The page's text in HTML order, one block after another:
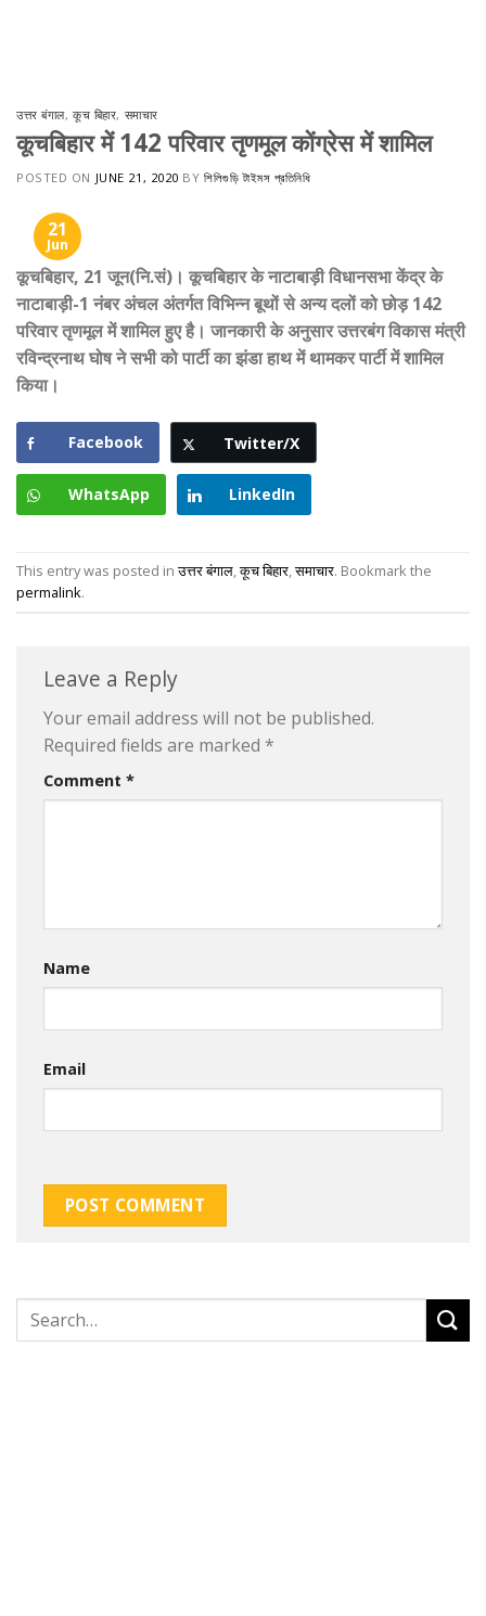
उत्तर बंगाल,कूच बिहार, समाचार
कूचबिहार में 142 परिवार तृणमूल कोंग्रेस में शामिल
POSTED ON JUNE 21, 2020 BYশিলিগুড়ি টাইমস প্রতিনিধি
21
Jun
कूचबिहार, 21 जून(नि.सं)। कूचबिहार के नाटाबाड़ी विधानसभा केंद्र के
नाटाबाड़ी-1 नंबर अंचल अंतर्गत विभिन्न बूथों से अन्य दलों को छोड़ 142
परिवार तृणमूल में शामिल हुए है। जानकारी के अनुसार उत्तरबंग विकास मंत्री
रविन्द्रनाथ घोष ने सभी को पार्टी का झंडा हाथ में थामकर पार्टी में शामिल
किया।
Facebook Twitter/X
WhatsApp LinkedIn
This entry was posted inउत्तर बंगाल,कूच बिहार,समाचार. Bookmark the
permalink.
Leave a Reply
Your email address will not be published.
Required fields are marked *
Comment *
Name
Email